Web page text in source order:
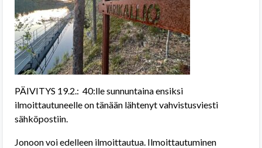
PÄIVITYS 19.2.: 40:lle sunnuntaina ensiksi
ilmoittautuneelle on tänään lähtenyt vahvistusviesti
sähköpostiin.
Jonoon voi edelleen ilmoittautua. Ilmoittautuminen